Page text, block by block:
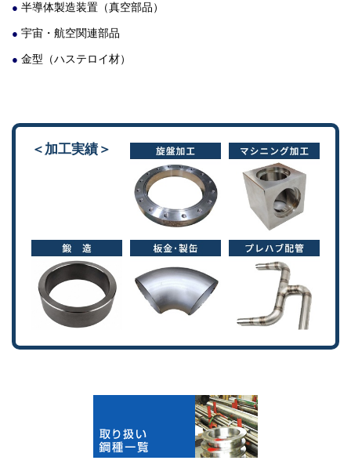
半導体製造装置（真空部品）
宇宙・航空関連部品
金型（ハステロイ材）
＜加工実績＞